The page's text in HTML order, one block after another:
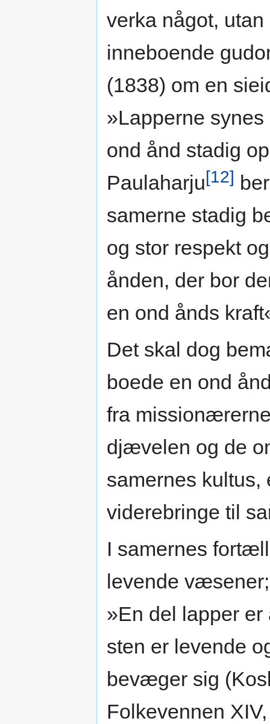
verka något,
inneboende
(1838) om en
»Lapperne
ond ånd stadig
Paulaharju[12]
samerne stadig
og stor respekt
ånden, der bor
en ond ånds
Det skal dog
boede en ond
fra
djævelen og de
samernes kultus,
viderebringe til
I samernes
levende
»En del lapper
sten er levende
bevæger sig
Folkevennen